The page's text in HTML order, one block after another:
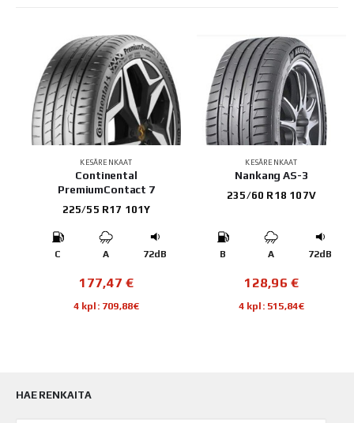
KESÄRENKAAT
Continental
PremiumContact 7
225/55 R17 101Y
C A 72dB
177,47€
4 kpl: 709,88€
KESÄRENKAAT
Nankang AS-3
235/60 R18 107V
B A 72dB
128,96€
4 kpl: 515,84€
HAE RENKAITA